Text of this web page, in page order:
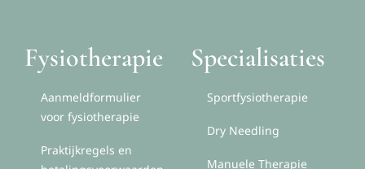
Fysiotherapie
Aanmeldformulier
voor fysiotherapie
Praktijkregels en
Specialisaties
Sportfysiotherapie
Dry Needling
Manuele Therapie